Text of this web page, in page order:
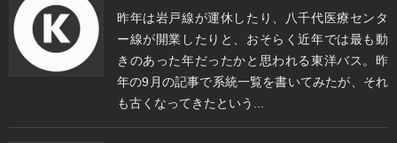
昨年は岩戸線が運休したり、八千代医療センタ
ー線が開業したりと、おそらく近年では最も動
きのあった年だったかと思われる東洋バス。昨
年の9月の記事で系統一覧を書いてみたが、それ
も古くなってきたという...